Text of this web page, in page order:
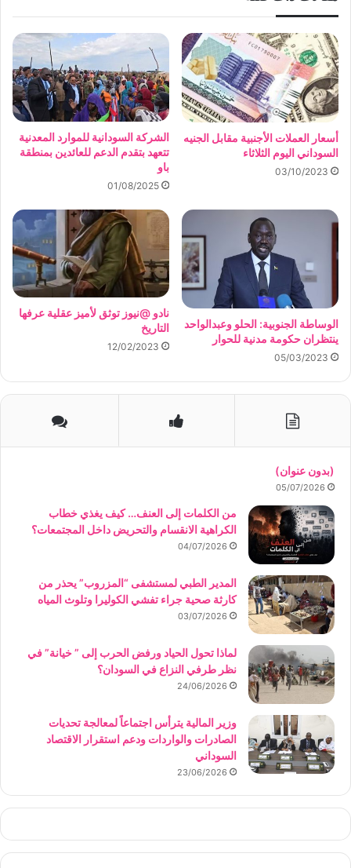
أسعار العملات الأجنبية مقابل الجنيه
السوداني اليوم الثلاثاء
03/10/2023
الشركة السودانية للموارد المعدنية
تتعهد بتقدم الدعم للعائدين بمنطقة
باو
01/08/2025
الوساطة الجنوبية: الحلو وعبدالواحد
ينتظران حكومة مدنية للحوار
05/03/2023
نادو @نيوز توثق لأميز عقلية عرفها
التاريخ
12/02/2023
(بدون عنوان)
05/07/2026
من الكلمات إلى العنف… كيف يغذي خطاب
الكراهية الانقسام والتحريض داخل المجتمعات؟
04/07/2026
المدير الطبي لمستشفى “المزروب” يحذر من
كارثة صحية جراء تفشي الكوليرا وتلوث المياه
03/07/2026
لماذا تحول الحياد ورفض الحرب إلى ” خيانة” في
نظر طرفي النزاع في السودان؟
24/06/2026
وزير المالية يترأس اجتماعاً لمعالجة تحديات
الصادرات والواردات ودعم استقرار الاقتصاد
السوداني
23/06/2026